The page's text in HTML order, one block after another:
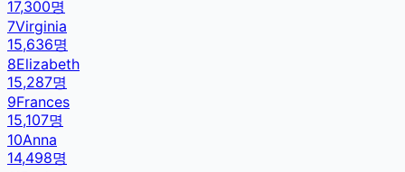
17,300명
7Virginia
15,636명
8Elizabeth
15,287명
9Frances
15,107명
10Anna
14,498명